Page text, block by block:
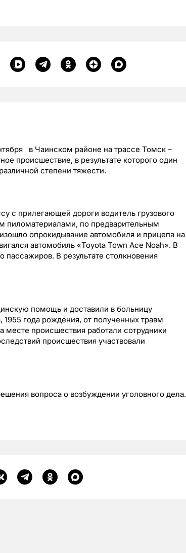
в Чаинском районе на трассе Томск –
происшествие, в результате которого один
степени тяжести.
с прилегающей дороги водитель грузового
пиломатериалами, по предварительным
опрокидывание автомобиля и прицепа на
автомобиль «Toyota Town Ace Noah». В
В результате столкновения
помощь и доставили в больницу
года рождения, от полученных травм
происшествия работали сотрудники
происшествия участвовали
вопроса о возбуждении уголовного дела.